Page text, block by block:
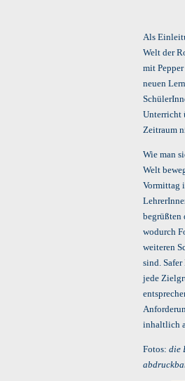
Als
Welt der
mit
neuen
Unterricht
Zeitraum
Wie man
Welt
Vormittag
begrüßten
wodurch
weiteren
sind.
jede
inhaltlich
Fotos: die